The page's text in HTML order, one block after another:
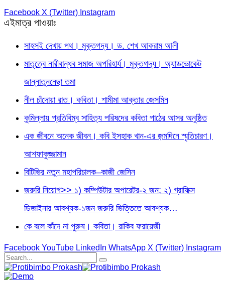
Facebook X (Twitter) Instagram
এইমাত্র পাওয়াঃ
সাহসই দেখায় পথ। মুক্তগদ্য। ড. শেখ আকরাম আলী
মাতৃত্বে নারীবান্ধব সমাজ অপরিহার্য। মুক্তগদ্য। অ্যাডভোকেট
জান্নাতুননেছা তমা
নীল চাঁদোয়া রাত। কবিতা। শামীমা আক্তার জেসমিন
কুমিল্লায় প্রতিবিম্ব সাহিত্য পরিষদের কবিতা পাঠের আসর অনুষ্ঠিত
এক জীবনে অনেক জীবন। কবি ইসহাক খান-এর জন্মদিনে স্মৃতিচারণ।
আশফাকুজ্জামান
বিটিভির নতুন মহাপরিচালক–কাজী জেসিন
জরুরি নিয়োগ>> ১) কম্পিউটার অপারেটর-২ জন; ২) গ্রাফিক্স
ডিজাইনার আবশ্যক-১জন জরুরি ভিত্তিতে আবশ্যক…
কে বলে কাঁদে না পুরুষ। কবিতা। রাকিব ফরায়েজী
Facebook YouTube LinkedIn WhatsApp X (Twitter) Instagram